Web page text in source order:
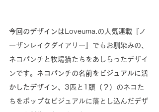
今回のデザインはLoveuma.の人気連載『ノ
ーザンレイクダイアリー』でもお馴染みの、
ネコパンチと牧場猫たちをあしらったデザイ
ンです。 ネコパンチの名前をビジュアルに活
かしたデザイン、 3匹と1頭（？）のネコた
ちをポップなビジュアルに落とし込んだデザ